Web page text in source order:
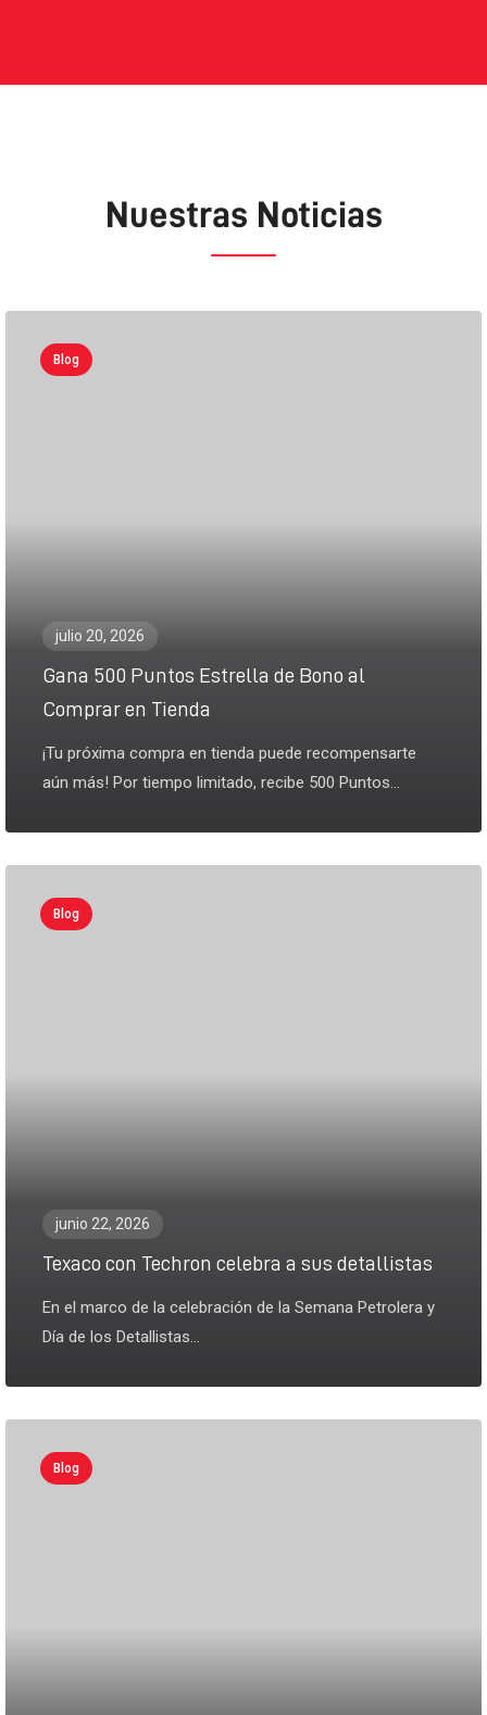
Nuestras Noticias
Blog
julio 20, 2026
Gana 500 Puntos Estrella de Bono al
Comprar en Tienda
¡Tu próxima compra en tienda puede recompensarte
aún más! Por tiempo limitado, recibe 500 Puntos...
Blog
junio 22, 2026
Texaco con Techron celebra a sus detallistas
En el marco de la celebración de la Semana Petrolera y
Día de los Detallistas...
Blog